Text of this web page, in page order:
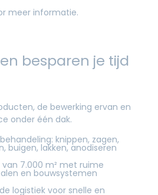
meer informatie.
besparen je tijd
de bewerking ervan en
onder één dak.
knippen, zagen,
buigen, lakken, anodiseren
7.000 m² met ruime
en bouwsystemen
logistiek voor snelle en